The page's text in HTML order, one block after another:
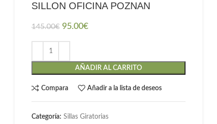
SILLON OFICINA POZNAN
145.00€ 95.00€
AÑADIR AL CARRITO
Compara Añadir a la lista de deseos
Categoría: Sillas Giratorias